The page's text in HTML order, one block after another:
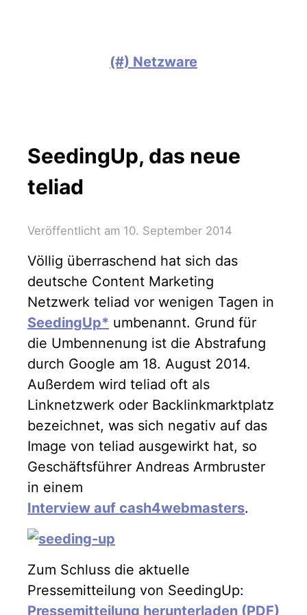
(#) Netzware
SeedingUp, das neue
teliad
Veröffentlicht am 10. September 2014
Völlig überraschend hat sich das
deutsche Content Marketing
Netzwerk teliad vor wenigen Tagen in
SeedingUp* umbenannt. Grund für
die Umbennenung ist die Abstrafung
durch Google am 18. August 2014.
Außerdem wird teliad oft als
Linknetzwerk oder Backlinkmarktplatz
bezeichnet, was sich negativ auf das
Image von teliad ausgewirkt hat, so
Geschäftsführer Andreas Armbruster
in einem
Interview auf cash4webmasters.
Zum Schluss die aktuelle
Pressemitteilung von SeedingUp:
Pressemitteilung herunterladen (PDF)